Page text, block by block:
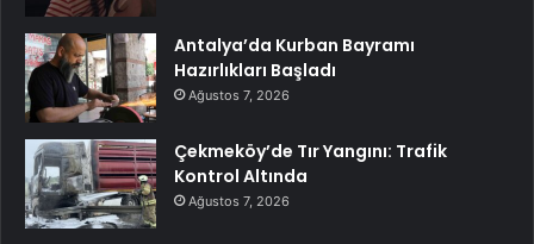
Antalya’da Kurban Bayramı
Hazırlıkları Başladı
Ağustos 7, 2026
Çekmeköy’de Tır Yangını: Trafik
Kontrol Altında
Ağustos 7, 2026